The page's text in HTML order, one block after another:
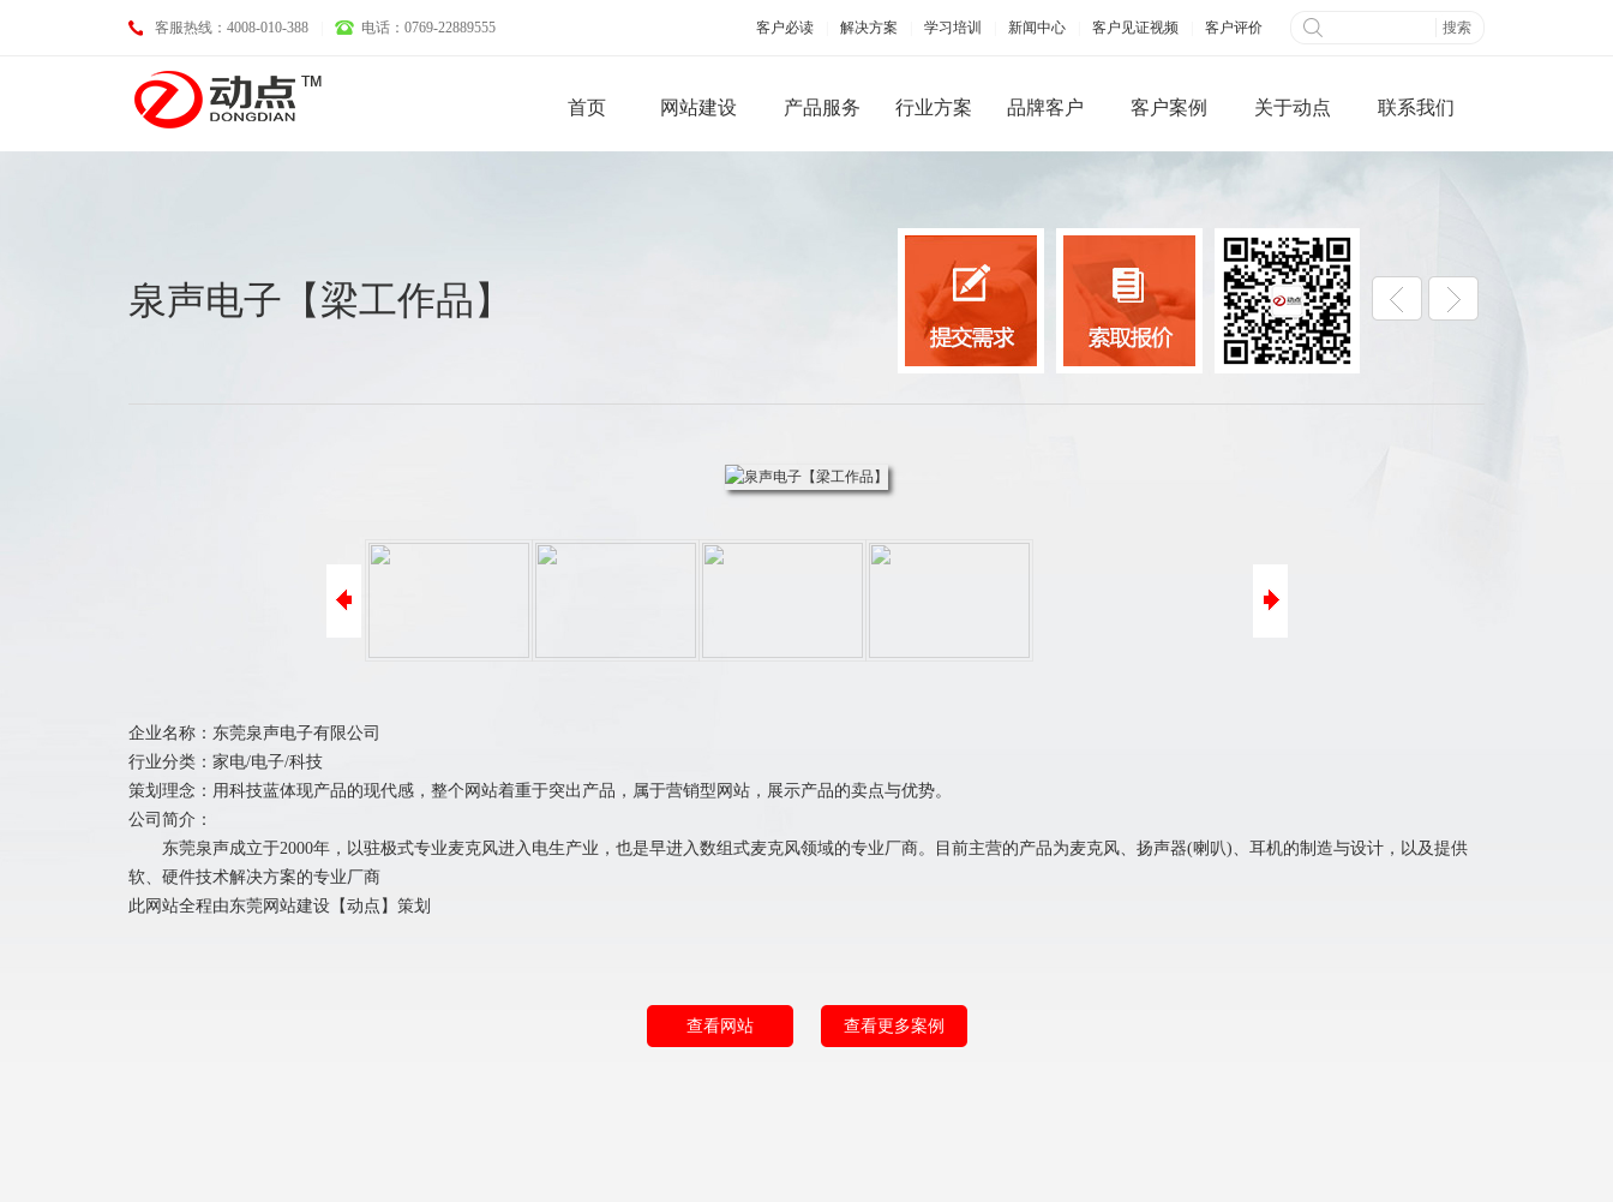
客服热线：4008-010-388 电话：0769-22889555 客户必读 解决方案 学习培训 新闻中心 客户见证视频 客户评价
首页 网站建设 产品服务
阿里巴巴装修
行业方案 品牌客户 客户案例 关于动点 联系我们
泉声电子【梁工作品】
企业名称：东莞泉声电子有限公司
行业分类：家电/电子/科技
策划理念：用科技蓝体现产品的现代感，整个网站着重于突出产品，属于营销型网站，展示产品的卖点与优势。
公司简介：
东莞泉声成立于2000年，以驻极式专业麦克风进入电生产业，也是早进入数组式麦克风领域的专业厂商。目前主营的产品为麦克风、扬声器(喇叭)、耳机的制造与设计，以及提供
软、硬件技术解决方案的专业厂商
此网站全程由东莞网站建设 【动点 】策划
查看网站 查看更多案例